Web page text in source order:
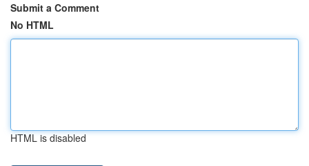
Submit a Comment
No HTML
HTML is disabled